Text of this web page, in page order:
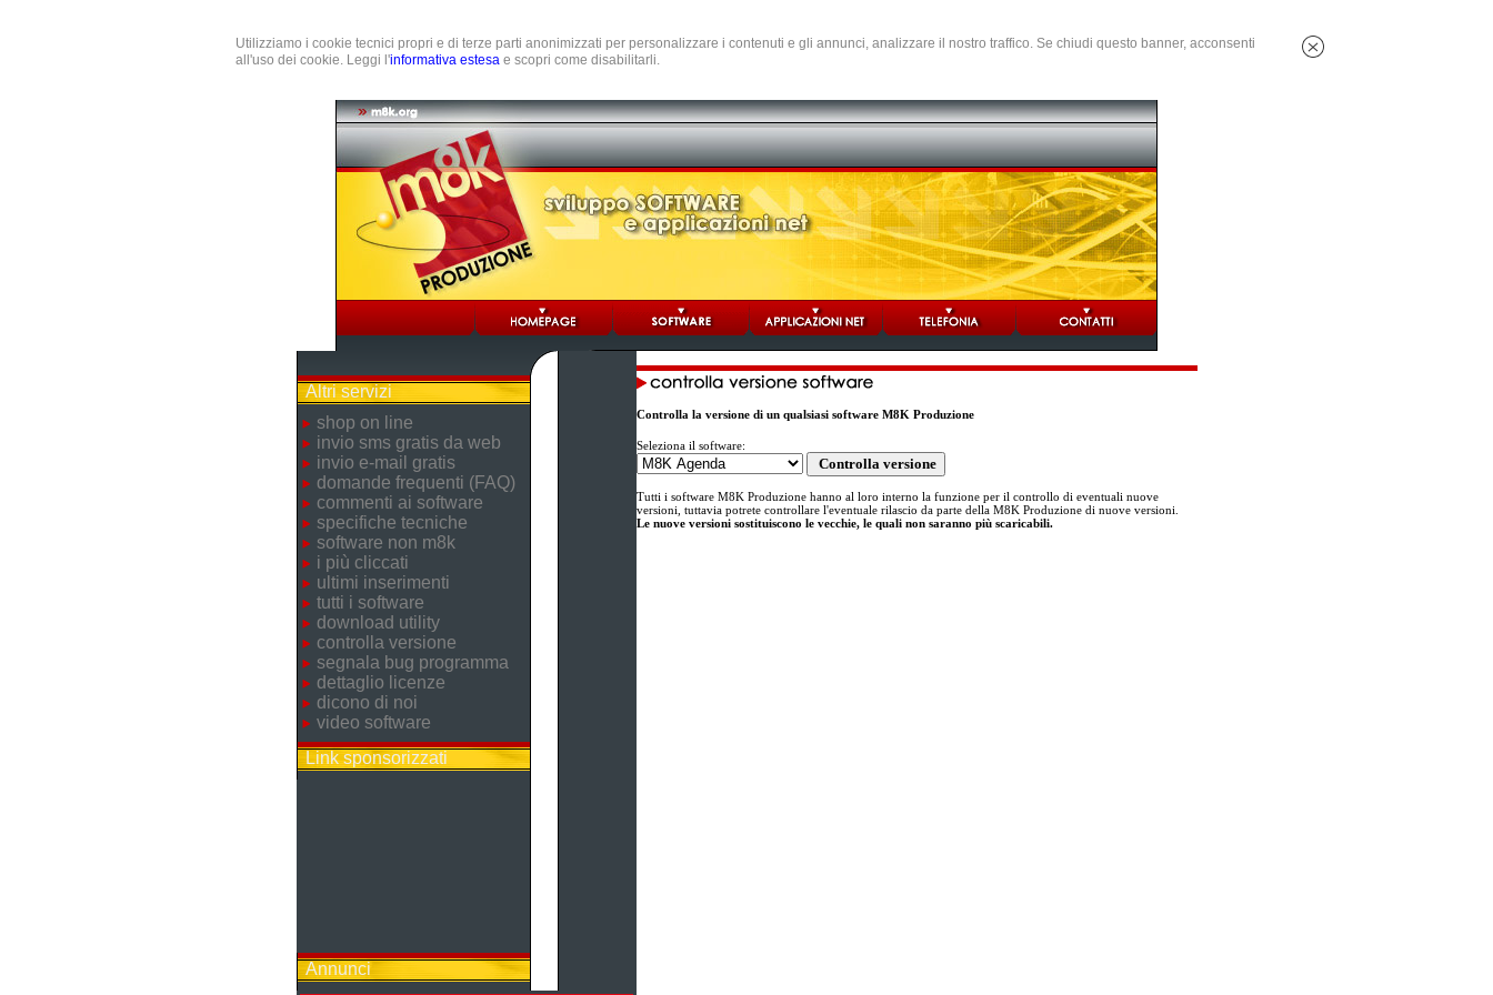
Utilizziamo i cookie tecnici propri e di terze parti anonimizzati per personalizzare i contenuti e gli annunci, analizzare il nostro traffico. Se chiudi questo banner, acconsenti
all'uso dei cookie. Leggi l'informativa estesa e scopri come disabilitarli.
Altri servizi
shop on line
invio sms gratis da web
invio e-mail gratis
domande frequenti (FAQ)
commenti ai software
specifiche tecniche
software non m8k
i più cliccati
ultimi inserimenti
tutti i software
download utility
controlla versione
segnala bug programma
dettaglio licenze
dicono di noi
video software
Link sponsorizzati
Annunci
Controlla la versione di un qualsiasi software M8K Produzione
Seleziona il software:
Tutti i software M8K Produzione hanno al loro interno la funzione per il controllo di eventuali nuove
versioni, tuttavia potrete controllare l'eventuale rilascio da parte della M8K Produzione di nuove versioni.
Le nuove versioni sostituiscono le vecchie, le quali non saranno più scaricabili.